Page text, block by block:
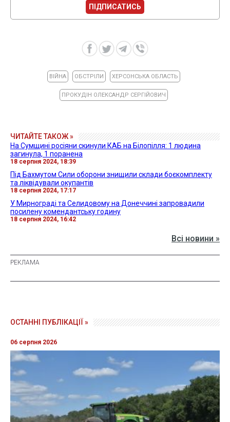
ПІДПИСАТИСЬ
ВІЙНА ОБСТРІЛИ ХЕРСОНСЬКА ОБЛАСТЬ
ПРОКУДІН ОЛЕКСАНДР СЕРГІЙОВИЧ
ЧИТАЙТЕ ТАКОЖ »
На Сумщині росіяни скинули КАБ на Білопілля: 1 людина
загинула, 1 поранена
18 серпня 2024, 18:39
Під Бахмутом Сили оборони знищили склади боєкомплекту
та ліквідували окупантів
18 серпня 2024, 17:17
У Мирнограді та Селидовому на Донеччині запровадили
посилену комендантську годину
18 серпня 2024, 16:42
Всі новини »
ОСТАННІ ПУБЛІКАЦІЇ »
06 серпня 2026